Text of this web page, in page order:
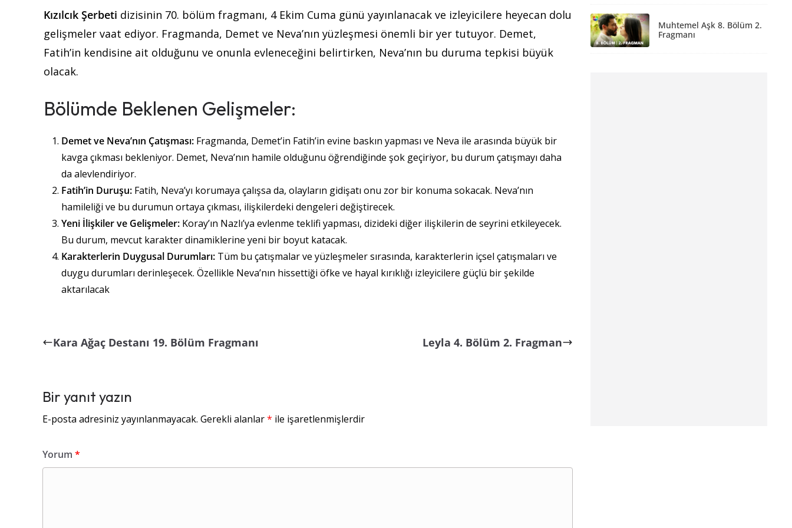
Kızılcık Şerbeti dizisinin 70. bölüm fragmanı, 4 Ekim Cuma günü yayınlanacak ve izleyicilere heyecan dolu
gelişmeler vaat ediyor. Fragmanda, Demet ve Neva’nın yüzleşmesi önemli bir yer tutuyor. Demet,
Fatih’in kendisine ait olduğunu ve onunla evleneceğini belirtirken, Neva’nın bu duruma tepkisi büyük
olacak.
Bölümde Beklenen Gelişmeler:
Demet ve Neva’nın Çatışması: Fragmanda, Demet’in Fatih’in evine baskın yapması ve Neva ile arasında büyük bir
kavga çıkması bekleniyor. Demet, Neva’nın hamile olduğunu öğrendiğinde şok geçiriyor, bu durum çatışmayı daha
da alevlendiriyor​.
Fatih’in Duruşu: Fatih, Neva’yı korumaya çalışsa da, olayların gidişatı onu zor bir konuma sokacak. Neva’nın
hamileliği ve bu durumun ortaya çıkması, ilişkilerdeki dengeleri değiştirecek​.
Yeni İlişkiler ve Gelişmeler: Koray’ın Nazlı’ya evlenme teklifi yapması, dizideki diğer ilişkilerin de seyrini etkileyecek.
Bu durum, mevcut karakter dinamiklerine yeni bir boyut katacak​.
Karakterlerin Duygusal Durumları: Tüm bu çatışmalar ve yüzleşmeler sırasında, karakterlerin içsel çatışmaları ve
duygu durumları derinleşecek. Özellikle Neva’nın hissettiği öfke ve hayal kırıklığı izleyicilere güçlü bir şekilde
aktarılacak​
Kara Ağaç Destanı 19. Bölüm Fragmanı Leyla 4. Bölüm 2. Fragman
Bir yanıt yazın
E-posta adresiniz yayınlanmayacak. Gerekli alanlar* ile işaretlenmişlerdir
Yorum *
Muhtemel Aşk 8. Bölüm 2.
Fragmanı